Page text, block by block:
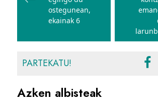
ostegunean,
ekainak 6
PARTEKATU!
Azken albisteak